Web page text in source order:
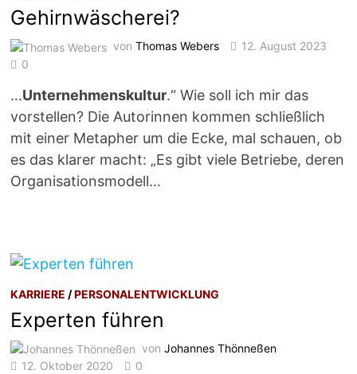
Gehirnwäscherei?
vonThomas Webers
12. August 2023
0
…Unternehmenskultur.“ Wie soll ich mir das
vorstellen? Die Autorinnen kommen schließlich
mit einer Metapher um die Ecke, mal schauen, ob
es das klarer macht: „Es gibt viele Betriebe, deren
Organisationsmodell…
KARRIERE /PERSONALENTWICKLUNG
Experten führen
vonJohannes Thönneßen
12. Oktober 2020
0